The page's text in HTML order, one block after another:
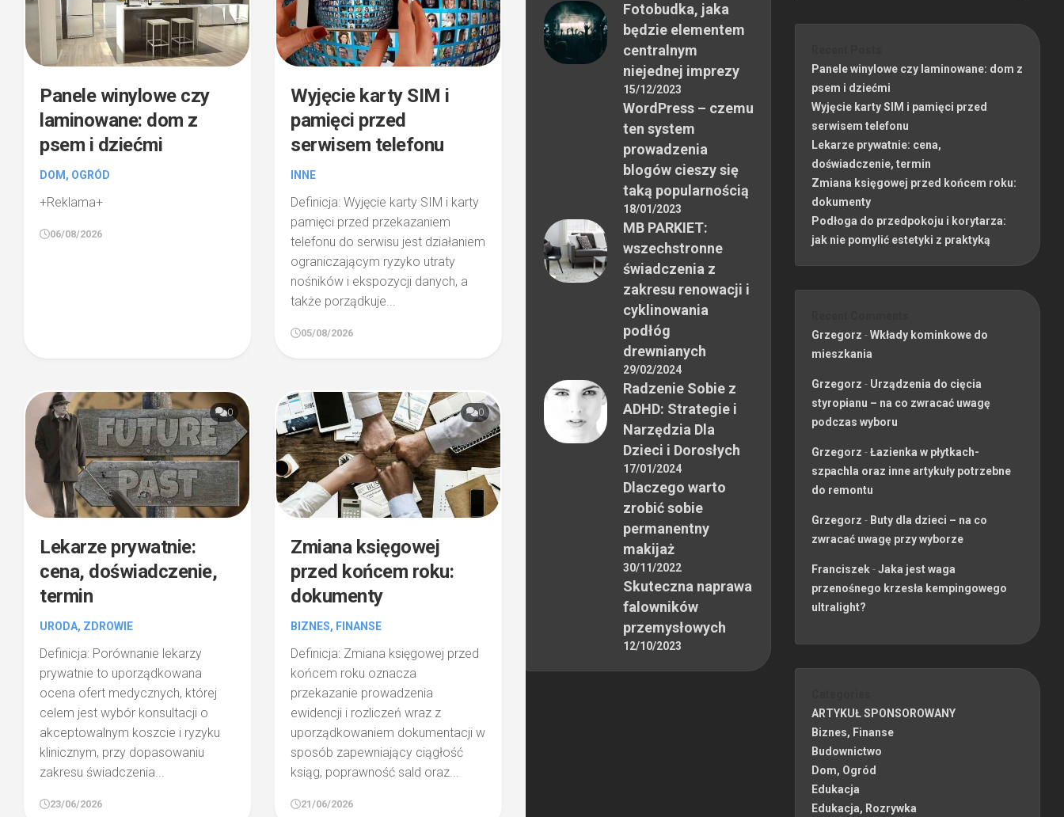
Panele winylowe czy
laminowane: dom z
psem i dziećmi
DOM, OGRÓD
+Reklama+
06/08/2026
Wyjęcie karty SIM i
pamięci przed
serwisem telefonu
INNE
Definicja: Wyjęcie karty SIM i karty
pamięci przed przekazaniem
telefonu do serwisu jest działaniem
ograniczającym ryzyko utraty
nośników i ekspozycji danych, a
także porządkuje...
05/08/2026
0
Lekarze prywatnie:
cena, doświadczenie,
termin
URODA, ZDROWIE
Definicja: Porównanie lekarzy
prywatnie to uporządkowana
ocena ofert medycznych, której
celem jest wybór konsultacji o
akceptowalnym koszcie i ryzyku
klinicznym, przy dopasowaniu
zakresu świadczenia...
23/06/2026
0
Zmiana księgowej
przed końcem roku:
dokumenty
BIZNES, FINANSE
Definicja: Zmiana księgowej przed
końcem roku oznacza
przekazanie prowadzenia
ewidencji i rozliczeń wraz z
uporządkowaniem dokumentacji w
sposób zapewniający ciągłość
ksiąg, poprawność sald oraz...
21/06/2026
Panele winylowe czy laminowane: dom z
psem i dziećmi
Wyjęcie karty SIM i pamięci przed
serwisem telefonu
Lekarze prywatnie: cena,
doświadczenie, termin
Zmiana księgowej przed końcem roku:
dokumenty
Podłoga do przedpokoju i korytarza:
jak nie pomylić estetyki z praktyką
Grzegorz -Wkłady kominkowe do
mieszkania
Grzegorz - Urządzenia do cięcia
styropianu – na co zwracać uwagę
podczas wyboru
Grzegorz -Łazienka w płytkach-
szpachla oraz inne artykuły potrzebne
do remontu
Grzegorz - Buty dla dzieci – na co
zwracać uwagę przy wyborze
Franciszek-Jaka jest waga
przenośnego krzesła kempingowego
ultralight?
ARTYKUŁ SPONSOROWANY
Biznes, Finanse
Budownictwo
Dom, Ogród
Edukacja
Edukacja, Rozrywka
Fotobudka, jaka
będzie elementem
centralnym
niejednej imprezy
15/12/2023
WordPress – czemu
ten system
prowadzenia
blogów cieszy się
taką popularnością
18/01/2023
MB PARKIET:
wszechstronne
świadczenia z
zakresu renowacji i
cyklinowania
podłóg
drewnianych
29/02/2024
Radzenie Sobie z
ADHD: Strategie i
Narzędzia Dla
Dzieci i Dorosłych
17/01/2024
Dlaczego warto
zrobić sobie
permanentny
makijaż
30/11/2022
Skuteczna naprawa
falowników
przemysłowych
12/10/2023